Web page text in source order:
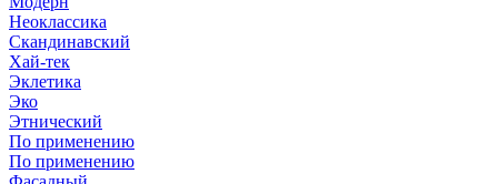
Неоклассика
Скандинавский
Хай-тек
Эклетика
Эко
Этнический
По применению
По применению